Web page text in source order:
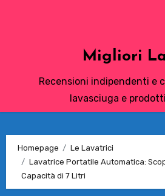
Migliori
Recensioni indipendenti e
lavasciuga e
Homepage
Le Lavatrici
Lavatrice Portatile Automatica:
Capacità di 7 Litri